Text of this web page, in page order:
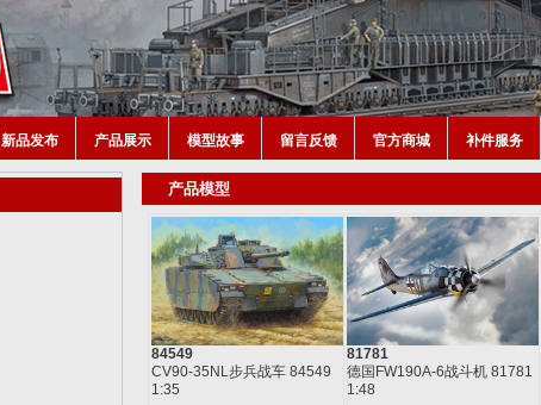
新品发布 产品展示 模型故事 留言反馈 官方商城 补件服务
产品模型
84549
CV90-35NL步兵战车 84549
1:35
81781
德国FW190A-6战斗机 81781
1:48